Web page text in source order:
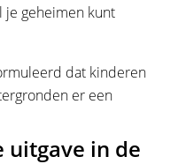
je geheimen kunt
dat kinderen
er een
uitgave in de